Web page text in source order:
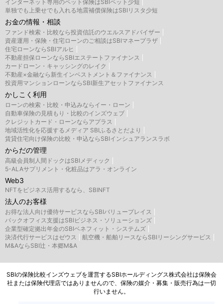
インターネット専用のペット保険はSBIペット少短
単独でも上乗せでも入れる地震補償保険はSBIリスタ少短
お金の情報・相談
ファンド検索・比較なら投資信託のウエルスアドバイザー
資産運用・保険・住宅ローンのご相談はSBIマネープラザ
住宅ローンならSBIアルヒ
不動産担保ローンならSBIエステートファイナンス
カードローン・キャッシングのレイク
不動産×金融なら新生インベストメント＆ファイナンス
投資用マンションローンならSBI新生アセットファイナンス
かしこく利用
ローンの検索・比較・申込みならイー・ローン
自動車保険の見積もり・比較のインズウェブ
クレジットカード・ローンならアプラス
地域活性化を応援するメディア SBIふるさとだより
賃貸住宅向け保険の比較・申込ならSBIインシュアランスラボ
からだの管理
高級会員制人間ドックはSBIメディック
5-ALAサプリメント・化粧品はアラ・オンライン
Web3
NFTをビジネス活用するなら、SBINFT
法人のお客様
お得な法人向け優待サービスならSBIバリュープレイス
バックオフィス支援はSBIビジネス・ソリューションズ
企業型確定拠出年金のSBIベネフィット・システムズ
決済代行サービスはゼウス
航空機・船舶リースならSBIリーシングサービス
M&AならSBI辻・本郷M&A
SBIの保険比較インズウェブを運営するSBIホールディングス株式会社は保険会
社または保険代理店ではありませんので、保険の媒介・募集・販売行為は一切
行いません。